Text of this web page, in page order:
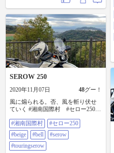
SEROW 250
2020年11月07日 48グー！
風に煽られる。否、風を斬り伏せ
ていく #湘南国際村 #セロー250
#湘南国際村
#セロー250
#beige
#bell
#serow
#touringserow